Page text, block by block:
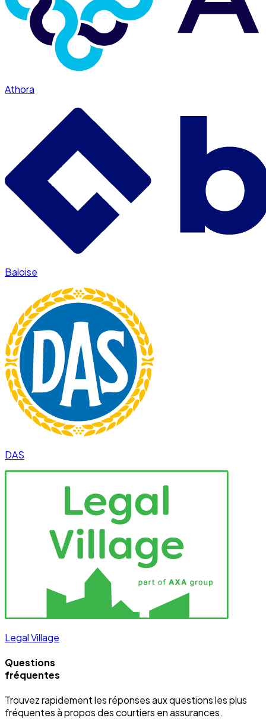
Athora
Baloise
DAS
Legal Village
Questions
fréquentes
Trouvez rapidement les réponses aux questions les plus
fréquentes à propos des courtiers en assurances.